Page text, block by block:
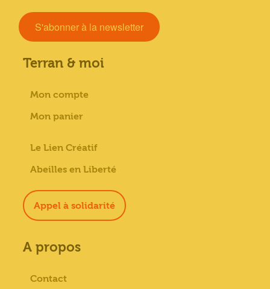
S'abonner à la newsletter
Terran & moi
Mon compte
Mon panier
Le Lien Créatif
Abeilles en Liberté
Appel à solidarité
A propos
Contact